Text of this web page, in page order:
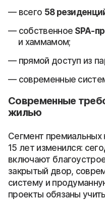
всего 58
собственное SPA-
и хаммамом;
прямой доступ из
современные
Современные
жилью
Сегмент премиальных
15 лет изменился:
включают
закрытый двор,
систему и
проекты обязаны